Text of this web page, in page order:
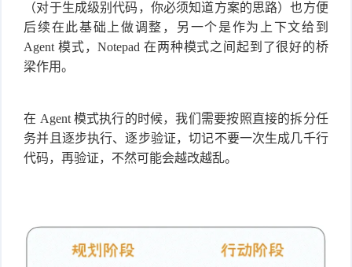
（对于生成级别代码，你必须知道方案的思路）也方便
后续在此基础上做调整，另一个是作为上下文给到
Agent 模式，Notepad 在两种模式之间起到了很好的桥
梁作用。
在 Agent 模式执行的时候，我们需要按照直接的拆分任
务并且逐步执行、逐步验证，切记不要一次生成几千行
代码，再验证，不然可能会越改越乱。